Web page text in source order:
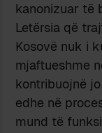
kanonizuar të
Letërsia që
Kosovë nuk i
mjaftueshme
kontribuojnë
edhe në
mund të